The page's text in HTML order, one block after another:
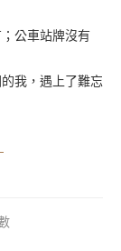
公車站牌沒有
我，遇上了難忘